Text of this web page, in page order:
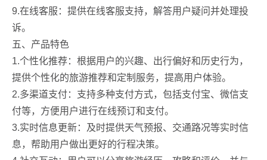
9.在线客服：提供在线客服支持，解答用户疑问并处理投
诉。
五、产品特色
1.个性化推荐：根据用户的兴趣、出行偏好和历史行为，
提供个性化的旅游推荐和定制服务，提高用户体验。
2.多渠道支付：支持多种支付方式，包括支付宝、微信支
付等，方便用户进行在线预订和支付。
3.实时信息更新：及时提供天气预报、交通路况等实时信
息，帮助用户做出更好的行程决策。